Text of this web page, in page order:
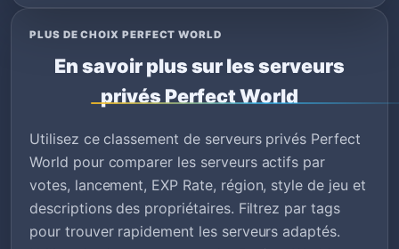
PLUS DE CHOIX PERFECT WORLD
En savoir plus sur les serveurs
privés Perfect World
Utilisez ce classement de serveurs privés Perfect
World pour comparer les serveurs actifs par
votes, lancement, EXP Rate, région, style de jeu et
descriptions des propriétaires. Filtrez par tags
pour trouver rapidement les serveurs adaptés.